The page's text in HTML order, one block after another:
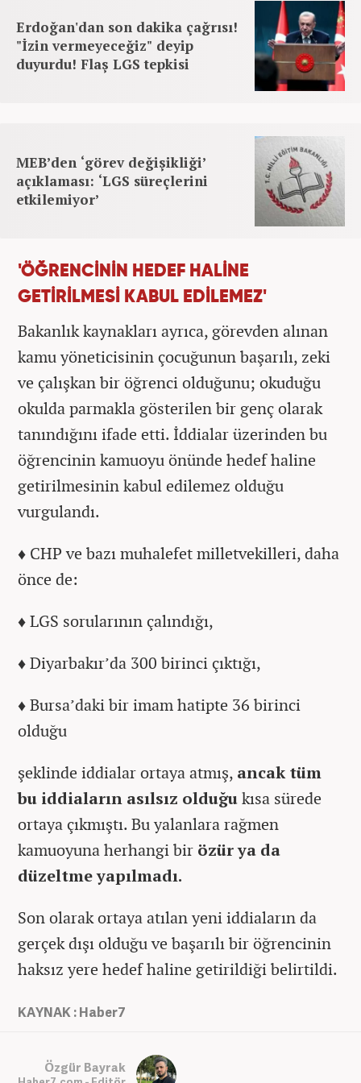
Erdoğan'dan son dakika çağrısı!
"İzin vermeyeceğiz" deyip
duyurdu! Flaş LGS tepkisi
MEB’den ‘görev değişikliği’
açıklaması: ‘LGS süreçlerini
etkilemiyor’
'ÖĞRENCİNİN HEDEF HALİNE
GETİRİLMESİ KABUL EDİLEMEZ'
Bakanlık kaynakları ayrıca, görevden alınan
kamu yöneticisinin çocuğunun başarılı, zeki
ve çalışkan bir öğrenci olduğunu; okuduğu
okulda parmakla gösterilen bir genç olarak
tanındığını ifade etti. İddialar üzerinden bu
öğrencinin kamuoyu önünde hedef haline
getirilmesinin kabul edilemez olduğu
vurgulandı.
♦ CHP ve bazı muhalefet milletvekilleri, daha
önce de:
♦LGS sorularının çalındığı,
♦Diyarbakır’da 300 birinci çıktığı,
♦Bursa’daki bir imam hatipte 36 birinci
olduğu
şeklinde iddialar ortaya atmış, ancak tüm
bu iddiaların asılsız olduğukısa sürede
ortaya çıkmıştı. Bu yalanlara rağmen
kamuoyuna herhangi bir özür ya da
düzeltme yapılmadı.
Son olarak ortaya atılan yeni iddiaların da
gerçek dışı olduğu ve başarılı bir öğrencinin
haksız yere hedef haline getirildiği belirtildi.
KAYNAK : Haber7
Özgür Bayrak